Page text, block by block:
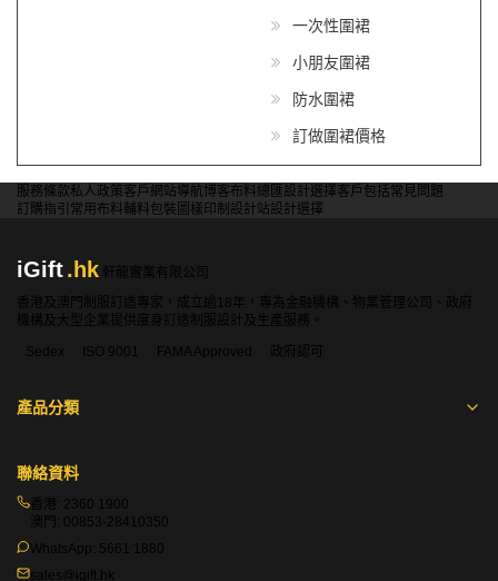
一次性圍裙
小朋友圍裙
防水圍裙
訂做圍裙價格
服務條款私人政策客戶 網站導航博客布料總匯設計選擇客戶包括常見問題
訂購指引 常用布料輔料包裝 圖樣印制 設計站設計選擇
iGift.hk
軒龍實業有限公司
香港及澳門制服訂造專家，成立逾18年，專為金融機構、物業管理公司、政府
機構及大型企業提供度身訂造制服設計及生產服務。
Sedex
ISO 9001 FAMA Approved 政府認可
產品分類
聯絡資料
香港: 2360 1900
澳門: 00853-28410350
WhatsApp: 5661 1880
sales@igift.hk